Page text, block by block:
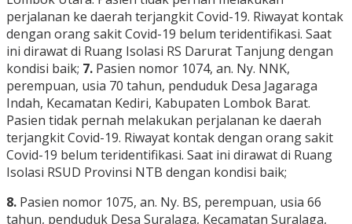
perjalanan ke daerah terjangkit Covid-19. Riwayat kontak
dengan orang sakit Covid-19 belum teridentifikasi. Saat
ini dirawat di Ruang Isolasi RS Darurat Tanjung dengan
kondisi baik; 7. Pasien nomor 1074, an. Ny. NNK,
perempuan, usia 70 tahun, penduduk Desa Jagaraga
Indah, Kecamatan Kediri, Kabupaten Lombok Barat.
Pasien tidak pernah melakukan perjalanan ke daerah
terjangkit Covid-19. Riwayat kontak dengan orang sakit
Covid-19 belum teridentifikasi. Saat ini dirawat di Ruang
Isolasi RSUD Provinsi NTB dengan kondisi baik;
8. Pasien nomor 1075, an. Ny. BS, perempuan, usia 66
tahun, penduduk Desa Suralaga, Kecamatan Suralaga,